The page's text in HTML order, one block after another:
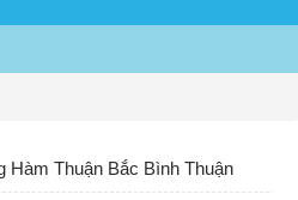
phục đèo Đông Giang Hàm Thuận
Hàm Thuận Bắc Bình Thuận